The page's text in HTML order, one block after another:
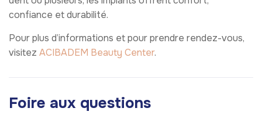
confiance et durabilité.
Pour plus d’informations et pour prendre rendez-vous,
visitez ACIBADEM Beauty Center.
Foire aux questions